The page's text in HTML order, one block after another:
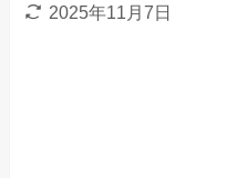
2025年11月7日